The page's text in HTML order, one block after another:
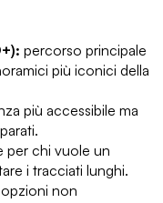
percorso principale
più iconici della
più accessibile ma
per chi vuole un
i tracciati lunghi.
opzioni non